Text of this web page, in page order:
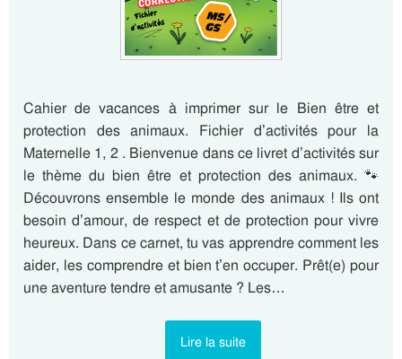
Cahier de vacances à imprimer sur le Bien être et
protection des animaux. Fichier d’activités pour la
Maternelle 1, 2 . Bienvenue dans ce livret d’activités sur
le thème du bien être et protection des animaux. 🐾
Découvrons ensemble le monde des animaux ! Ils ont
besoin d’amour, de respect et de protection pour vivre
heureux. Dans ce carnet, tu vas apprendre comment les
aider, les comprendre et bien t’en occuper. Prêt(e) pour
une aventure tendre et amusante ? Les…
Lire la suite